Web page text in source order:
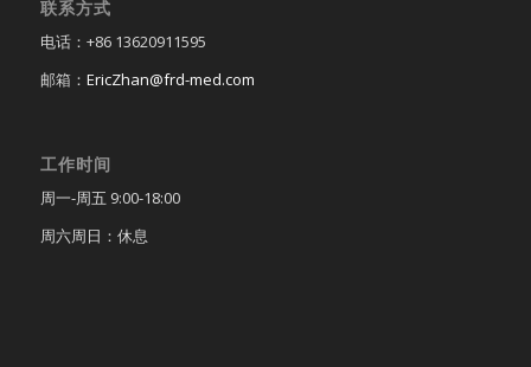
联系方式
电话：+86 13620911595
邮箱： EricZhan@frd-med.com
工作时间
周一-周五 9:00-18:00
周六周日：休息